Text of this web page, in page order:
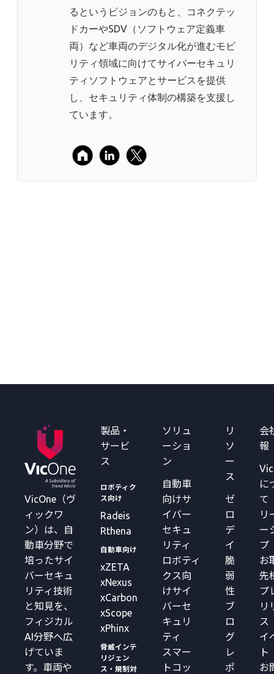
るというビジョンのもと、コネクテッ
ドカーやSDV（ソフトウェア定義車
両）など車両のデジタル化が進むモビ
リティ領域に向けてサイバーセキュリ
ティソフトウェアとサービスを提供
し、セキュリティ体制の構築を支援し
ています。
VicOne（ヴ
ィックワ
ン）は、自
動車分野で
培ったサイ
バーセキュ
リティ技術
と知見を、
フィジカル
AI分野へ広
げていま
す。車両や
製品・
サービ
ス
ロボティク
ス向け
Radeis
Rthena
自動車向け
xZETA
xNexus
xCarbon
xScope
xPhinx
脅威インテ
リジェン
ス・規制対
ソリュ
ーショ
ン
自動車
向けサ
イバー
セキュ
リティ
ロボティ
クス向
けサイ
バーセ
キュリ
ティ
スマー
トコッ
リ
ソ
ー
ス
ゼ
ロ
デ
イ
脆
弱
性
ブ
ロ
グ
レ
ポ
会
報
に
て
リ
ー
プ
お
先
プ
リ
ス
イ
ト
お